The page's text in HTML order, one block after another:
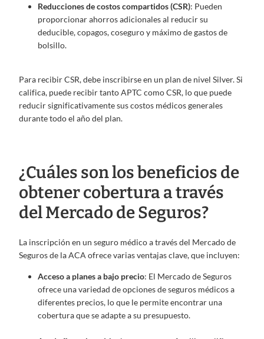
Reducciones de costos compartidos (CSR): Pueden
proporcionar ahorros adicionales al reducir su
deducible, copagos, coseguro y máximo de gastos de
bolsillo.
Para recibir CSR, debe inscribirse en un plan de nivel Silver. Si
califica, puede recibir tanto APTC como CSR, lo que puede
reducir significativamente sus costos médicos generales
durante todo el año del plan.
¿Cuáles son los beneficios de
obtener cobertura a través
del Mercado de Seguros?
La inscripción en un seguro médico a través del Mercado de
Seguros de la ACA ofrece varias ventajas clave, que incluyen:
Acceso a planes a bajo precio: El Mercado de Seguros
ofrece una variedad de opciones de seguros médicos a
diferentes precios, lo que le permite encontrar una
cobertura que se adapte a su presupuesto.